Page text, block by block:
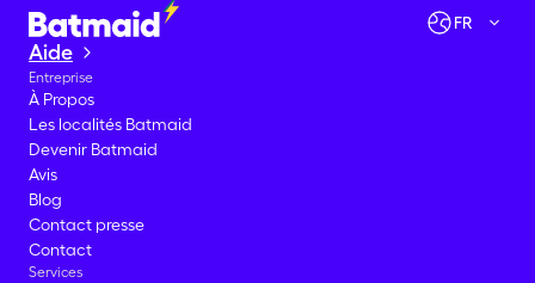
FR
Aide
Entreprise
À Propos
Les localités Batmaid
Devenir Batmaid
Avis
Blog
Contact presse
Contact
Services